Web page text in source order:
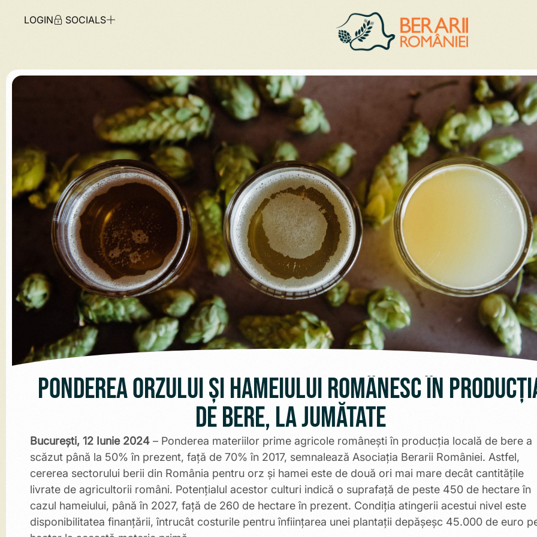
LOGIN SOCIALS
Ponderea orzului și hameiului românesc în
de bere, la jumătate
București, 12 Iunie 2024 – Ponderea materiilor prime agricole românești în producția locală de bere a
scăzut până la 50% în prezent, față de 70% în 2017, semnalează Asociația Berarii României. Astfel,
cererea sectorului berii din România pentru orz și hamei este de două ori mai mare decât cantitățile
livrate de agricultorii români. Potențialul acestor culturi indică o suprafață de peste 450 de hectare în
cazul hameiului, până în 2027, față de 260 de hectare în prezent. Condiția atingerii acestui nivel este
disponibilitatea finanțării, întrucât costurile pentru înființarea unei plantații depășeșc 45.000 de euro